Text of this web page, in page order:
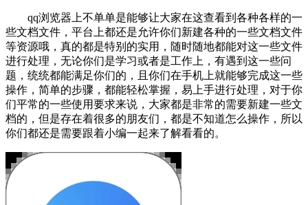
qq浏览器上不单单是能够让大家在这查看到各种各样的一
些文档文件，平台上都还是允许你们新建各种的一些文档文件
等资源哦，真的都是特别的实用，随时随地都能对这一些文件
进行处理，无论你们是学习或者是工作上，有遇到这一些问
题，统统都能满足你们的，且你们在手机上就能够完成这一些
操作，简单的步骤，都能轻松掌握，易上手进行处理，对于你
们平常的一些使用要求来说，大家都是非常的需要新建一些文
档的，但是存在着很多的朋友们，都是不知道怎么操作，所以
你们都还是需要跟着小编一起来了解看看的。